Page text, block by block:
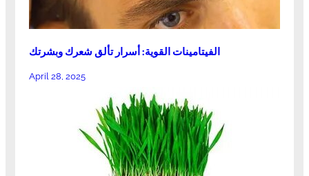
الفيتامينات القوية: أسرار تألق شعرك وبشرتك
April 28, 2025